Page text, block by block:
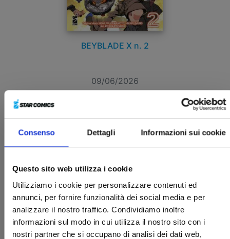
Consenso Dettagli Informazioni sui cookie
Questo sito web utilizza i cookie
Utilizziamo i cookie per personalizzare contenuti ed
annunci, per fornire funzionalità dei social media e per
analizzare il nostro traffico. Condividiamo inoltre
informazioni sul modo in cui utilizza il nostro sito con i
nostri partner che si occupano di analisi dei dati web,
BEYBLADE X n. 2
09/06/2026